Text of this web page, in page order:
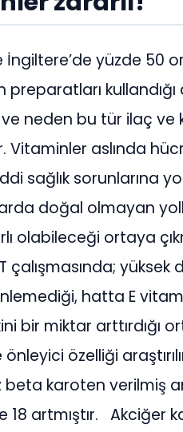
İngiltere’de yüzde 50
preparatları
neden bu tür ilaç ve
Vitaminler aslında
sağlık sorunlarına
doğal olmayan
olabileceği ortaya
çalışmasında;
hatta E
bir miktar arttırdığı
özelliği
beta karoten verilmiş
18 artmıştır. Akciğer